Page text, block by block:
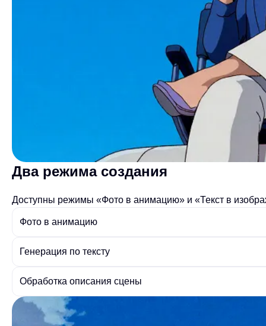
Два режима создания
Доступны режимы «Фото в анимацию» и «Текст в
Фото в анимацию
Генерация по тексту
Обработка описания сцены